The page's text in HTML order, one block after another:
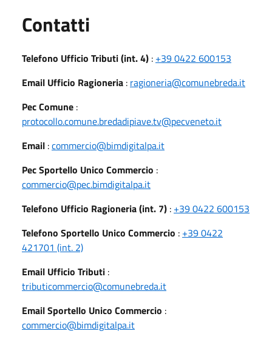
Contatti
Telefono Ufficio Tributi (int. 4) : +39 0422 600153
Email Ufficio Ragioneria : ragioneria@comunebreda.it
Pec Comune :
protocollo.comune.bredadipiave.tv@pecveneto.it
Email :commercio@bimdigitalpa.it
Pec Sportello Unico Commercio :
commercio@pec.bimdigitalpa.it
Telefono Ufficio Ragioneria (int. 7) : +39 0422 600153
Telefono Sportello Unico Commercio : +39 0422
421701 (int. 2)
Email Ufficio Tributi :
tributicommercio@comunebreda.it
Email Sportello Unico Commercio :
commercio@bimdigitalpa.it